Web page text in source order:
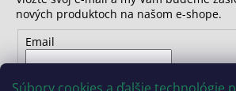
nových produktoch na našom e-shope.
Email